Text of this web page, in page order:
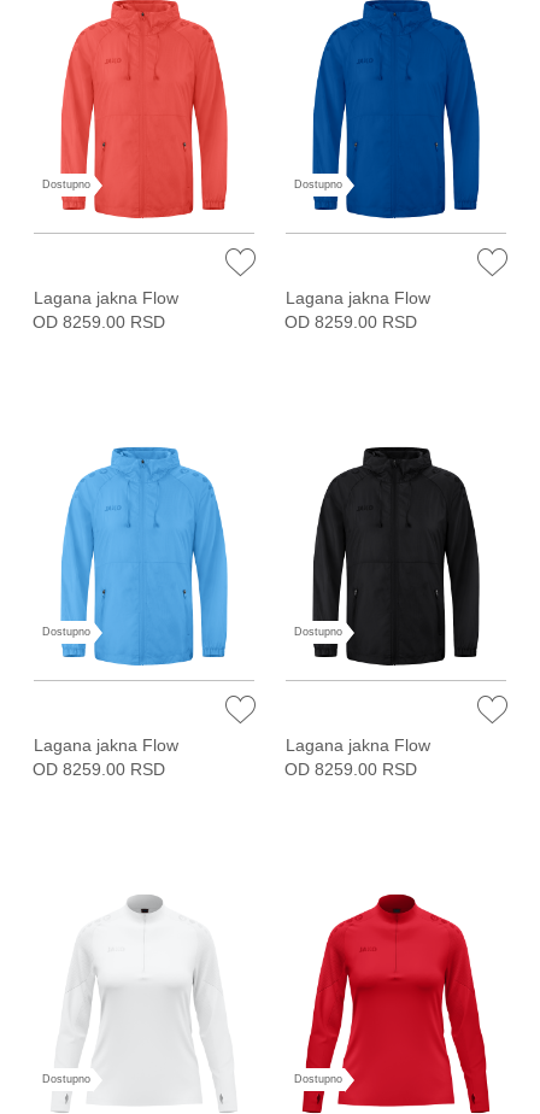
Dostupno
Lagana jakna Flow
OD 8259.00 RSD
Dostupno
Lagana jakna Flow
OD 8259.00 RSD
Dostupno
Lagana jakna Flow
OD 8259.00 RSD
Dostupno
Lagana jakna Flow
OD 8259.00 RSD
Dostupno Dostupno